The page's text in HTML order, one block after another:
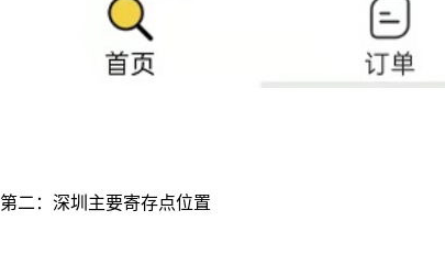
第二：深圳主要寄存点位置